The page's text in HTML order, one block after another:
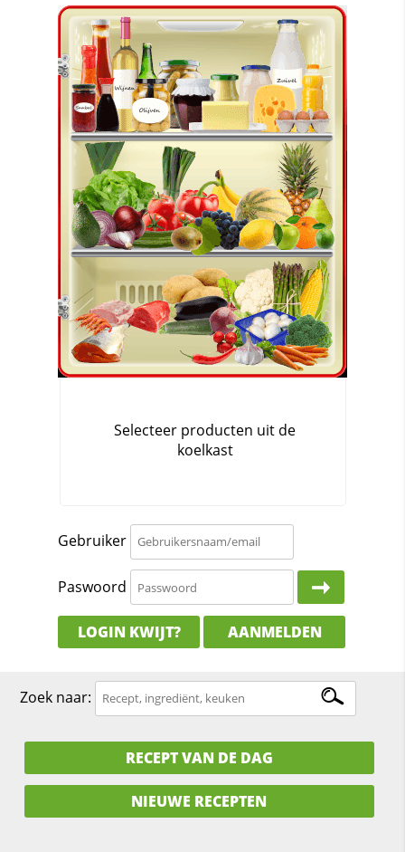
Gebruiker
Paswoord
LOGIN KWIJT? AANMELDEN
Zoek naar:
RECEPT VAN DE DAG
NIEUWE RECEPTEN